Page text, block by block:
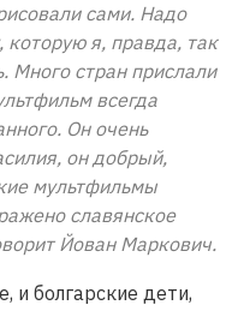
сами. Надо
которую я, правда, так
Много стран прислали
всегда
Он очень
он добрый,
мультфильмы
славянское
Йован Маркович.
и болгарские дети,